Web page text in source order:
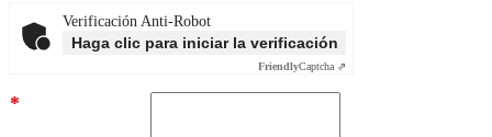
Verificación Anti-Robot
Haga clic para iniciar la verificación
FriendlyCaptcha ⇗
*